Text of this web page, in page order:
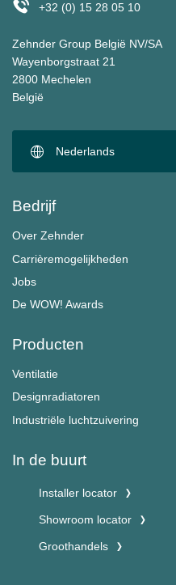
+32 (0) 15 28 05 10
Zehnder Group België NV/SA
Wayenborgstraat 21
2800 Mechelen
België
Nederlands
Bedrijf
Over Zehnder
Carrièremogelijkheden
Jobs
De WOW! Awards
Producten
Ventilatie
Designradiatoren
Industriële luchtzuivering
In de buurt
Installer locator
Showroom locator
Groothandels